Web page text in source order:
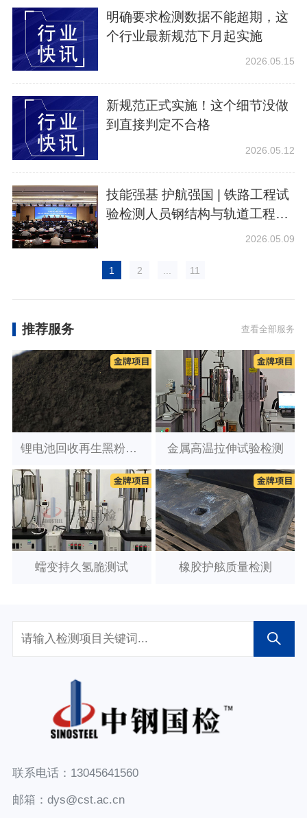
明确要求检测数据不能超期，这
个行业最新规范下月起实施
2026.05.15
新规范正式实施！这个细节没做
到直接判定不合格
2026.05.12
技能强基 护航强国 | 铁路工程试
验检测人员钢结构与轨道工程培
2026.05.09
1 2 ... 11
推荐服务 查看全部服务
锂电池回收再生黑粉检测 金属高温拉伸试验检测
蠕变持久氢脆测试 橡胶护舷质量检测
联系电话：13045641560
邮箱：dys@cst.ac.cn